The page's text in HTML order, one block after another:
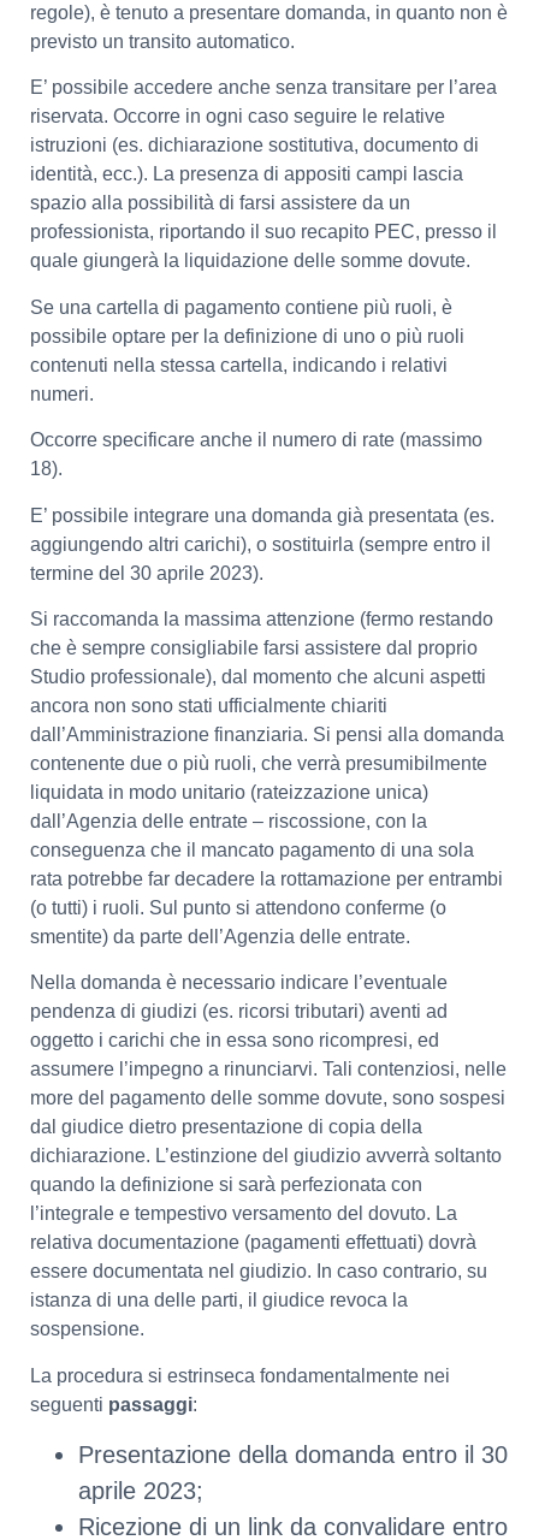
regole), è tenuto a presentare domanda, in quanto non è
previsto un transito automatico.
E’ possibile accedere anche senza transitare per l’area
riservata. Occorre in ogni caso seguire le relative
istruzioni (es. dichiarazione sostitutiva, documento di
identità, ecc.). La presenza di appositi campi lascia
spazio alla possibilità di farsi assistere da un
professionista, riportando il suo recapito PEC, presso il
quale giungerà la liquidazione delle somme dovute.
Se una cartella di pagamento contiene più ruoli, è
possibile optare per la definizione di uno o più ruoli
contenuti nella stessa cartella, indicando i relativi
numeri.
Occorre specificare anche il numero di rate (massimo
18).
E’ possibile integrare una domanda già presentata (es.
aggiungendo altri carichi), o sostituirla (sempre entro il
termine del 30 aprile 2023).
Si raccomanda la massima attenzione (fermo restando
che è sempre consigliabile farsi assistere dal proprio
Studio professionale), dal momento che alcuni aspetti
ancora non sono stati ufficialmente chiariti
dall’Amministrazione finanziaria. Si pensi alla domanda
contenente due o più ruoli, che verrà presumibilmente
liquidata in modo unitario (rateizzazione unica)
dall’Agenzia delle entrate – riscossione, con la
conseguenza che il mancato pagamento di una sola
rata potrebbe far decadere la rottamazione per entrambi
(o tutti) i ruoli. Sul punto si attendono conferme (o
smentite) da parte dell’Agenzia delle entrate.
Nella domanda è necessario indicare l’eventuale
pendenza di giudizi (es. ricorsi tributari) aventi ad
oggetto i carichi che in essa sono ricompresi, ed
assumere l’impegno a rinunciarvi. Tali contenziosi, nelle
more del pagamento delle somme dovute, sono sospesi
dal giudice dietro presentazione di copia della
dichiarazione. L’estinzione del giudizio avverrà soltanto
quando la definizione si sarà perfezionata con
l’integrale e tempestivo versamento del dovuto. La
relativa documentazione (pagamenti effettuati) dovrà
essere documentata nel giudizio. In caso contrario, su
istanza di una delle parti, il giudice revoca la
sospensione.
La procedura si estrinseca fondamentalmente nei
seguenti passaggi:
Presentazione della domanda entro il 30
aprile 2023;
Ricezione di un link da convalidare entro